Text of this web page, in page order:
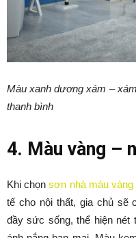
Màu xanh dương xám –
thanh bình
4. Màu vàng –
Khi chọnsơn nhà màu vàng
tế cho nội thất, gia chủ sẽ
đầy sức sống, thể hiện nét